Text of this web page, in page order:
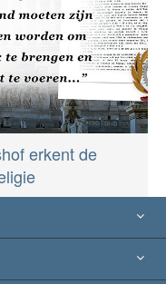
erkent de